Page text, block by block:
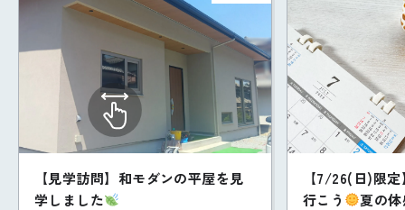
【見学訪問】和モダンの平屋を見
学しました
【7/26(日)限
行こう
夏の